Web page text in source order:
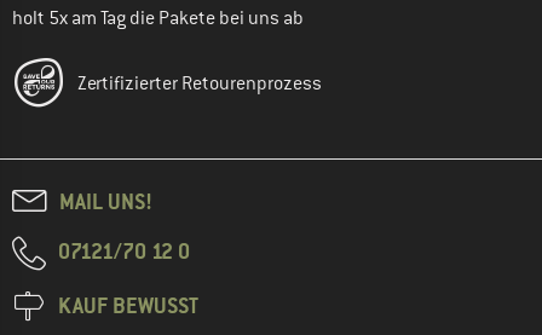
holt 5x am Tag die Pakete bei uns ab
Zertifizierter Retourenprozess
MAIL UNS!
07121/70 12 0
KAUF BEWUSST